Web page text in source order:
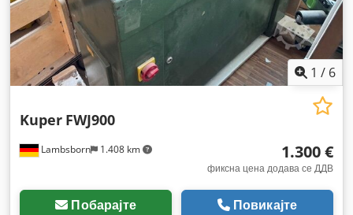
1 / 6
Lambsborn 1.408 km
Kuper FWJ900
1.300 €
фиксна цена додава се ДДВ
Побарајте Повикајте